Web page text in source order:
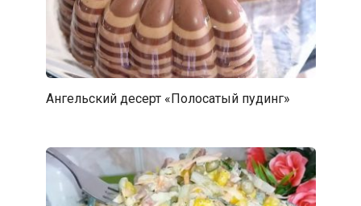
Ангельский десерт «Полосатый пудинг»